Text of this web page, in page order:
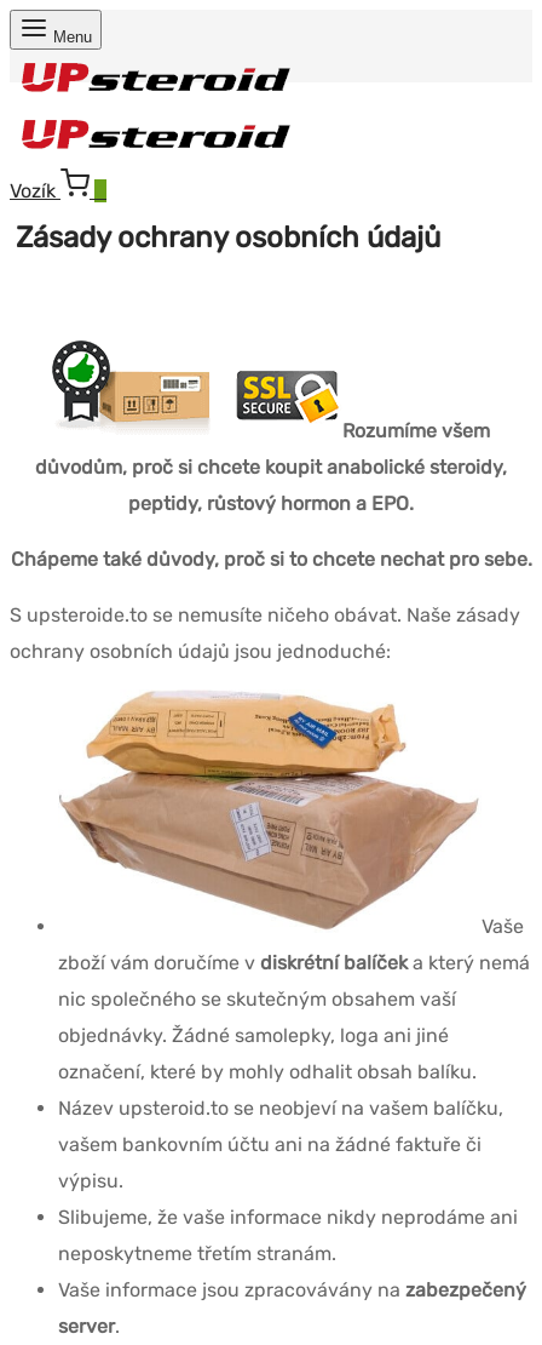
Menu
Vozík
Zásady ochrany osobních údajů
Rozumíme všem
důvodům, proč si chcete koupit anabolické steroidy,
peptidy, růstový hormon a EPO.
Chápeme také důvody, proč si to chcete nechat pro sebe.
S upsteroide.to se nemusíte ničeho obávat. Naše zásady
ochrany osobních údajů jsou jednoduché:
Vaše
zboží vám doručíme v diskrétní balíčeka který nemá
nic společného se skutečným obsahem vaší
objednávky. Žádné samolepky, loga ani jiné
označení, které by mohly odhalit obsah balíku.
Název upsteroid.to se neobjeví na vašem balíčku,
vašem bankovním účtu ani na žádné faktuře či
výpisu.
Slibujeme, že vaše informace nikdy neprodáme ani
neposkytneme třetím stranám.
Vaše informace jsou zpracovávány na zabezpečený
server.